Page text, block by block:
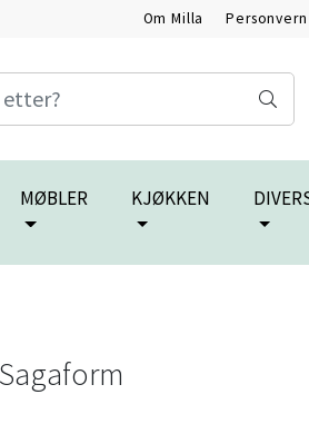
Om Milla Personvern
MØBLER KJØKKEN
Sagaform